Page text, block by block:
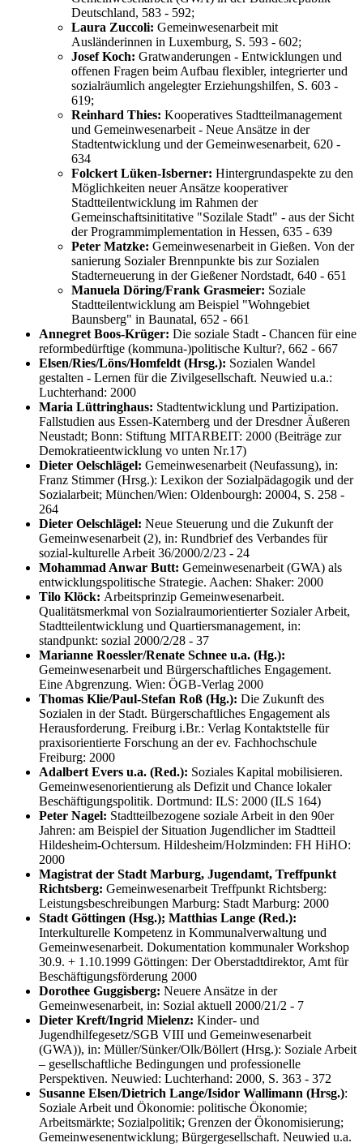
Deutschland, 583 - 592;
Laura Zuccoli: Gemeinwesenarbeit mit
Ausländerinnen in Luxemburg, S. 593 - 602;
Josef Koch: Gratwanderungen - Entwicklungen und
offenen Fragen beim Aufbau flexibler, integrierter und
sozialräumlich angelegter Erziehungshilfen, S. 603 -
619;
Reinhard Thies: Kooperatives Stadtteilmanagement
und Gemeinwesenarbeit - Neue Ansätze in der
Stadtentwicklung und der Gemeinwesenarbeit, 620 -
634
Folckert Lüken-Isberner: Hintergrundaspekte zu den
Möglichkeiten neuer Ansätze kooperativer
Stadtteilentwicklung im Rahmen der
Gemeinschaftsinititative "Sozilale Stadt" - aus der Sicht
der Programmimplementation in Hessen, 635 - 639
Peter Matzke: Gemeinwesenarbeit in Gießen. Von der
sanierung Sozialer Brennpunkte bis zur Sozialen
Stadterneuerung in der Gießener Nordstadt, 640 - 651
Manuela Döring/Frank Grasmeier: Soziale
Stadtteilentwicklung am Beispiel "Wohngebiet
Baunsberg" in Baunatal, 652 - 661
Annegret Boos-Krüger: Die soziale Stadt - Chancen für eine
reformbedürftige (kommuna-)politische Kultur?, 662 - 667
Elsen/Ries/Löns/Homfeldt (Hrsg.): Sozialen Wandel
gestalten - Lernen für die Zivilgesellschaft. Neuwied u.a.:
Luchterhand: 2000
Maria Lüttringhaus: Stadtentwicklung und Partizipation.
Fallstudien aus Essen-Katernberg und der Dresdner Äußeren
Neustadt; Bonn: Stiftung MITARBEIT: 2000 (Beiträge zur
Demokratieentwicklung vo unten Nr.17)
Dieter Oelschlägel: Gemeinwesenarbeit (Neufassung), in:
Franz Stimmer (Hrsg.): Lexikon der Sozialpädagogik und der
Sozialarbeit; München/Wien: Oldenbourgh: 20004, S. 258 -
264
Dieter Oelschlägel: Neue Steuerung und die Zukunft der
Gemeinwesenarbeit (2), in: Rundbrief des Verbandes für
sozial-kulturelle Arbeit 36/2000/2/23 - 24
Mohammad Anwar Butt: Gemeinwesenarbeit (GWA) als
entwicklungspolitische Strategie. Aachen: Shaker: 2000
Tilo Klöck: Arbeitsprinzip Gemeinwesenarbeit.
Qualitätsmerkmal von Sozialraumorientierter Sozialer Arbeit,
Stadtteilentwicklung und Quartiersmanagement, in:
standpunkt: sozial 2000/2/28 - 37
Marianne Roessler/Renate Schnee u.a. (Hg.):
Gemeinwesenarbeit und Bürgerschaftliches Engagement.
Eine Abgrenzung. Wien: ÖGB-Verlag 2000
Thomas Klie/Paul-Stefan Roß (Hg.): Die Zukunft des
Sozialen in der Stadt. Bürgerschaftliches Engagement als
Herausforderung. Freiburg i.Br.: Verlag Kontaktstelle für
praxisorientierte Forschung an der ev. Fachhochschule
Freiburg: 2000
Adalbert Evers u.a. (Red.): Soziales Kapital mobilisieren.
Gemeinwesenorientierung als Defizit und Chance lokaler
Beschäftigungspolitik. Dortmund: ILS: 2000 (ILS 164)
Peter Nagel: Stadtteilbezogene soziale Arbeit in den 90er
Jahren: am Beispiel der Situation Jugendlicher im Stadtteil
Hildesheim-Ochtersum. Hildesheim/Holzminden: FH HiHO:
2000
Magistrat der Stadt Marburg, Jugendamt, Treffpunkt
Richtsberg: Gemeinwesenarbeit Treffpunkt Richtsberg:
Leistungsbeschreibungen Marburg: Stadt Marburg: 2000
Stadt Göttingen (Hsg.); Matthias Lange (Red.):
Interkulturelle Kompetenz in Kommunalverwaltung und
Gemeinwesenarbeit. Dokumentation kommunaler Workshop
30.9. + 1.10.1999 Göttingen: Der Oberstadtdirektor, Amt für
Beschäftigungsförderung 2000
Dorothee Guggisberg: Neuere Ansätze in der
Gemeinwesenarbeit, in: Sozial aktuell 2000/21/2 - 7
Dieter Kreft/Ingrid Mielenz: Kinder- und
Jugendhilfegesetz/SGB VIII und Gemeinwesenarbeit
(GWA)), in: Müller/Sünker/Olk/Böllert (Hrsg.): Soziale Arbeit
– gesellschaftliche Bedingungen und professionelle
Perspektiven. Neuwied: Luchterhand: 2000, S. 363 - 372
Susanne Elsen/Dietrich Lange/Isidor Wallimann (Hrsg.):
Soziale Arbeit und Ökonomie: politische Ökonomie;
Arbeitsmärkte; Sozialpolitik; Grenzen der Ökonomisierung;
Gemeinwesenentwicklung; Bürgergesellschaft. Neuwied u.a.